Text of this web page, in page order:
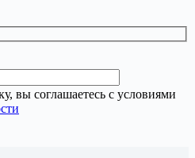
вы соглашаетесь с условиями